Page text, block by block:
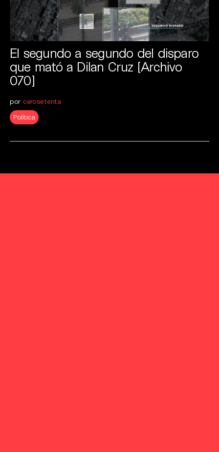
El segundo a segundo del disparo
que mató a Dilan Cruz [Archivo
070]
por cerosetenta
Política